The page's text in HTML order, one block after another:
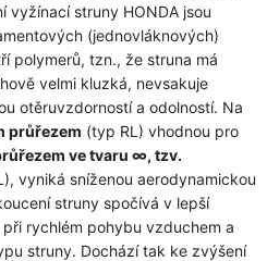
vyžínací struny HONDA jsou
(jednovláknových)
polymerů, tzn., že struna má
velmi kluzká, nevsakuje
otěruvzdorností a odolností. Na
průřezem (typ RL) vhodnou pro
ve tvaru ∞, tzv.
vyniká sníženou aerodynamickou
struny spočívá v lepší
rychlém pohybu vzduchem a
struny. Dochází tak ke zvýšení